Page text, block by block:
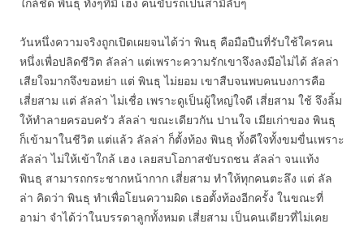
วันหนึ่งความจริงถูกเปิดเผยจนได้ว่า พินธุ คือมือปืนที่รับใช้ใครคน
หนึ่งเพื่อปลิดชีวิต ลัลล่า แต่เพราะความรักเขาจึงลงมือไม่ได้ ลัลล่า
เสียใจมากจึงขอหย่า แต่ พินธุ ไม่ยอม เขาสืบจนพบคนบงการคือ
เสี่ยสาม แต่ ลัลล่า ไม่เชื่อ เพราะดูเป็นผู้ใหญ่ใจดี เสี่ยสาม ใช้ จึงลิ้ม
ให้ทำลายครอบครัว ลัลล่า ขณะเดียวกัน ปานใจ เมียเก่าของ พินธุ
ก็เข้ามาในชีวิต แต่แล้ว ลัลล่า ก็ตั้งท้อง พินธุ ทั้งดีใจทั้งขมขื่นเพราะ
ลัลล่า ไม่ให้เข้าใกล้ เฮง เลยสบโอกาสขับรถชน ลัลล่า จนแท้ง
พินธุ สามารถกระชากหน้ากาก เสี่ยสาม ทำให้ทุกคนตะลึง แต่ ลัล
ล่า คิดว่า พินธุ ทำเพื่อโยนความผิด เธอตั้งท้องอีกครั้ง ในขณะที่
อาม่า จำได้ว่าในบรรดาลูกทั้งหมด เสี่ยสาม เป็นคนเดียวที่ไม่เคย